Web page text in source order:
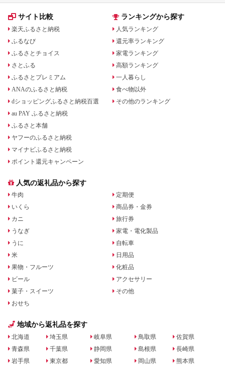
サイト比較
楽天ふるさと納税
ふるなび
ふるさとチョイス
さとふる
ふるさとプレミアム
ANAのふるさと納税
dショッピングふるさと納税百選
au PAY ふるさと納税
ふるさと本舗
ヤフーのふるさと納税
マイナビふるさと納税
ポイント還元キャンペーン
ランキングから探す
人気ランキング
還元率ランキング
家電ランキング
高額ランキング
一人暮らし
食べ物以外
その他のランキング
人気の返礼品から探す
牛肉
いくら
カニ
うなぎ
うに
米
果物・フルーツ
ビール
菓子・スイーツ
おせち
定期便
商品券・金券
旅行券
家電・電化製品
自転車
日用品
化粧品
アクセサリー
その他
地域から返礼品を探す
北海道
青森県
岩手県
埼玉県
千葉県
東京都
岐阜県
静岡県
愛知県
鳥取県
島根県
岡山県
佐賀県
長崎県
熊本県